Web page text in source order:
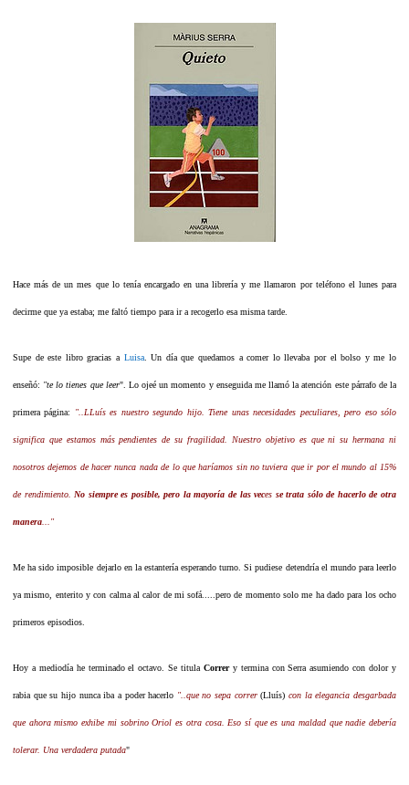
Hace más de un mes que lo tenía encargado en una librería y me llamaron por teléfono el lunes para
decirme que ya estaba; me faltó tiempo para ir a recogerlo esa misma tarde.
Supe de este libro gracias a Luisa. Un día que quedamos a comer lo llevaba por el bolso y me lo
enseñó: "te lo tienes que leer". Lo ojeé un momento y enseguida me llamó la atención este párrafo de la
primera página: "..LLuís es nuestro segundo hijo. Tiene unas necesidades peculiares, pero eso sólo
significa que estamos más pendientes de su fragilidad. Nuestro objetivo es que ni su hermana ni
nosotros dejemos de hacer nunca nada de lo que haríamos sin no tuviera que ir por el mundo al 15%
de rendimiento. No siempre es posible, pero la mayoría de las veces se trata sólo de hacerlo de otra
manera ..."
Me ha sido imposible dejarlo en la estantería esperando turno.Si pudiese detendría el mundo para leerlo
ya mismo, enterito y con calma al calor de mi sofá.....pero de momento solo me ha dado para los ocho
primeros episodios.
Hoy a mediodía he terminado el octavo. Se titula Correr y termina con Serra asumiendo con dolor y
rabia que su hijo nunca iba a poder hacerlo "..que no sepa correr(Lluís)con la elegancia desgarbada
que ahora mismo exhibe mi sobrino Oriol es otra cosa. Eso sí que es una maldad que nadie debería
tolerar. Una verdadera putada"